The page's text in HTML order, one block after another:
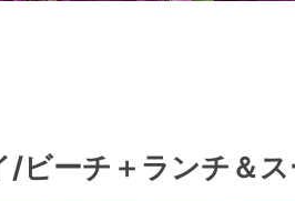
/ビーチ＋ランチ＆